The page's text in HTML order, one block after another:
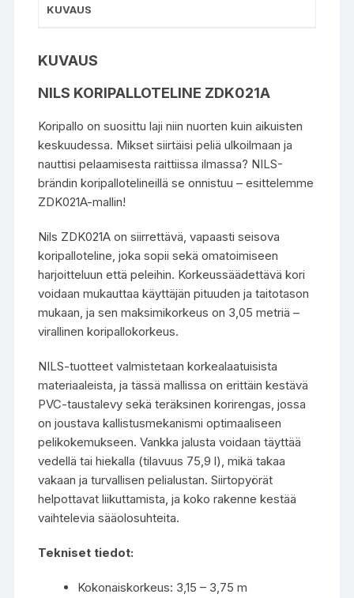
KUVAUS
KUVAUS
NILS KORIPALLOTELINE ZDK021A
Koripallo on suosittu laji niin nuorten kuin aikuisten
keskuudessa. Mikset siirtäisi peliä ulkoilmaan ja
nauttisi pelaamisesta raittiissa ilmassa? NILS-
brändin koripallotelineillä se onnistuu – esittelemme
ZDK021A-mallin!
Nils ZDK021A on siirrettävä, vapaasti seisova
koripalloteline, joka sopii sekä omatoimiseen
harjoitteluun että peleihin. Korkeussäädettävä kori
voidaan mukauttaa käyttäjän pituuden ja taitotason
mukaan, ja sen maksimikorkeus on 3,05 metriä –
virallinen koripallokorkeus.
NILS-tuotteet valmistetaan korkealaatuisista
materiaaleista, ja tässä mallissa on erittäin kestävä
PVC-taustalevy sekä teräksinen korirengas, jossa
on joustava kallistusmekanismi optimaaliseen
pelikokemukseen. Vankka jalusta voidaan täyttää
vedellä tai hiekalla (tilavuus 75,9 l), mikä takaa
vakaan ja turvallisen pelialustan. Siirtopyörät
helpottavat liikuttamista, ja koko rakenne kestää
vaihtelevia sääolosuhteita.
Tekniset tiedot:
Kokonaiskorkeus: 3,15 – 3,75 m